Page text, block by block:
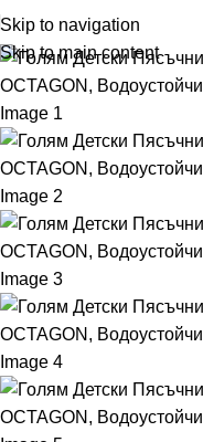
Skip to navigation
Skip to main content